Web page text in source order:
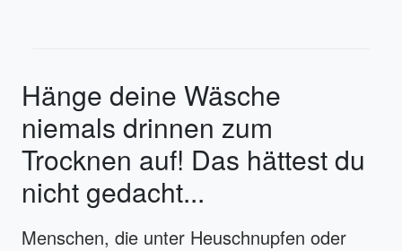
Hänge deine Wäsche
niemals drinnen zum
Trocknen auf! Das hättest du
nicht gedacht...
Menschen, die unter Heuschnupfen oder